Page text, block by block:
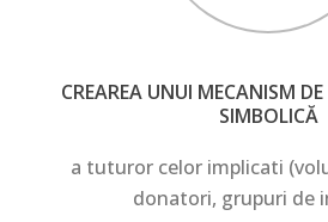
CREAREA UNUI MECANISM
SIMBOLICĂ
a tuturor celor implicati
donatori, grupuri de